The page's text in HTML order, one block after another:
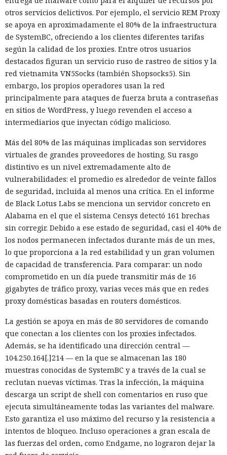
otros servicios delictivos. Por ejemplo, el servicio REM Proxy
se apoya en aproximadamente el 80% de la infraestructura
de SystemBC, ofreciendo a los clientes diferentes tarifas
según la calidad de los proxies. Entre otros usuarios
destacados figuran un servicio ruso de rastreo de sitios y la
red vietnamita VN5Socks (también Shopsocks5). Sin
embargo, los propios operadores usan la red
principalmente para ataques de fuerza bruta a contraseñas
en sitios de WordPress, y luego revenden el acceso a
intermediarios que inyectan código malicioso.
Más del 80% de las máquinas implicadas son servidores
virtuales de grandes proveedores de hosting. Su rasgo
distintivo es un nivel extremadamente alto de
vulnerabilidades: el promedio es alrededor de veinte fallos
de seguridad, incluida al menos una crítica. En el informe
de Black Lotus Labs se menciona un servidor concreto en
Alabama en el que el sistema Censys detectó 161 brechas
sin corregir. Debido a ese estado de seguridad, casi el 40% de
los nodos permanecen infectados durante más de un mes,
lo que proporciona a la red estabilidad y un gran volumen
de capacidad de transferencia. Para comparar: un nodo
comprometido en un día puede transmitir más de 16
gigabytes de tráfico proxy, varias veces más que en redes
proxy domésticas basadas en routers domésticos.
La gestión se apoya en más de 80 servidores de comando
que conectan a los clientes con los proxies infectados.
Además, se ha identificado una dirección central —
104.250.164[.]214 — en la que se almacenan las 180
muestras conocidas de SystemBC y a través de la cual se
reclutan nuevas víctimas. Tras la infección, la máquina
descarga un script de shell con comentarios en ruso que
ejecuta simultáneamente todas las variantes del malware.
Esto garantiza el uso máximo del recurso y la resistencia a
intentos de bloqueo. Incluso operaciones a gran escala de
las fuerzas del orden, como Endgame, no lograron dejar la